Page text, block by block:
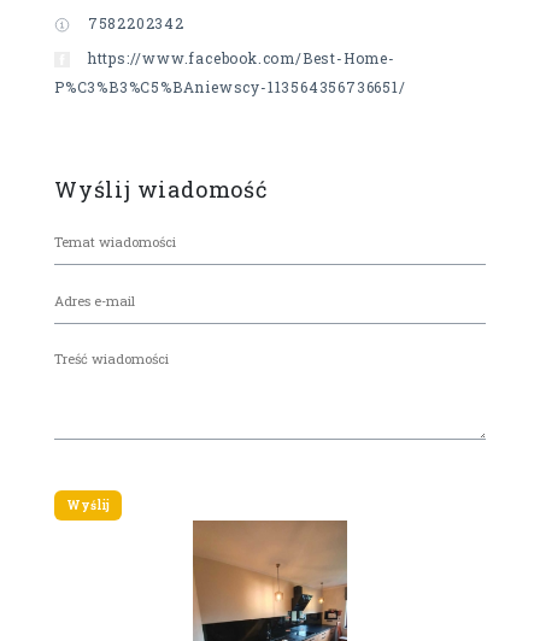
7582202342
https://www.facebook.com/Best-Home-
P%C3%B3%C5%BAniewscy-113564356736651/
Wyślij wiadomość